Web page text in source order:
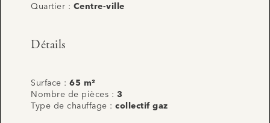
Quartier : Centre-ville
Détails
Surface : 65 m²
Nombre de pièces : 3
Type de chauffage : collectif gaz